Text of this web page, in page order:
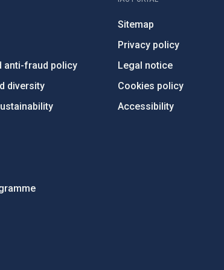
anti-fraud policy
diversity
Sitemap
Privacy policy
Legal notice
Cookies policy
Accessibility